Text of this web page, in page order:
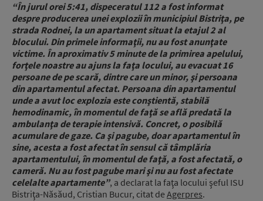
“În jurul orei 5:41, dispeceratul 112 a fost informat
despre producerea unei explozii în municipiul Bistriţa, pe
strada Rodnei, la un apartament situat la etajul 2 al
blocului. Din primele informaţii, nu au fost anunţate
victime. În aproximativ 5 minute de la primirea apelului,
forţele noastre au ajuns la faţa locului, au evacuat 16
persoane de pe scară, dintre care un minor, şi persoana
din apartamentul afectat. Persoana din apartamentul
unde a avut loc explozia este conştientă, stabilă
hemodinamic, în momentul de faţă se află predată la
ambulanţa de terapie intensivă. Concret, o posibilă
acumulare de gaze. Ca şi pagube, doar apartamentul în
sine, acesta a fost afectat în sensul că tâmplăria
apartamentului, în momentul de faţă, a fost afectată, o
cameră. Nu au fost pagube mari şi nu au fost afectate
celelalte apartamente”, a declarat la faţa locului şeful ISU
Bistriţa-Năsăud, Cristian Bucur, citat deAgerpres.